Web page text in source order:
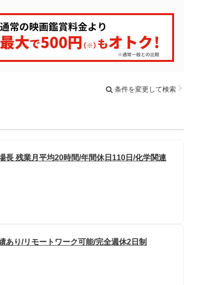
条件を変更して検索
長 残業月平均20時間/年間休日110日/化学関連
あり/リモートワーク可能/完全週休2日制